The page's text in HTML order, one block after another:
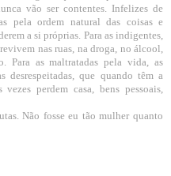
vão ser contentes. Infelizes de
pela ordem natural das coisas e
a si próprias. Para as indigentes,
nas ruas, na droga, no álcool,
as maltratadas pela vida, as
desrespeitadas, que quando têm a
perdem casa, bens pessoais,
Não fosse eu tão mulher quanto